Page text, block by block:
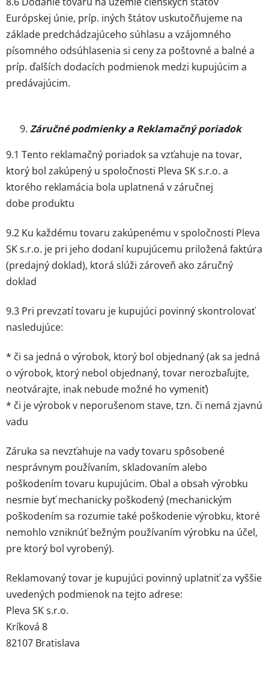
Európskej únie, príp. iných štátov uskutočňujeme na
základe predchádzajúceho súhlasu a vzájomného
písomného odsúhlasenia si ceny za poštovné a balné a
príp. ďalších dodacích podmienok medzi kupujúcim a
predávajúcim.
Záručné podmienky a Reklamačný poriadok
9.1 Tento reklamačný poriadok sa vzťahuje na tovar,
ktorý bol zakúpený u spoločnosti Pleva SK s.r.o. a
ktorého reklamácia bola uplatnená v záručnej
dobe produktu
9.2 Ku každému tovaru zakúpenému v spoločnosti Pleva
SK s.r.o. je pri jeho dodaní kupujúcemu priložená faktúra
(predajný doklad), ktorá slúži zároveň ako záručný
doklad
9.3 Pri prevzatí tovaru je kupujúci povinný skontrolovať
nasledujúce:
* či sa jedná o výrobok, ktorý bol objednaný (ak sa jedná
o výrobok, ktorý nebol objednaný, tovar nerozbaľujte,
neotvárajte, inak nebude možné ho vymeniť)
* či je výrobok v neporušenom stave, tzn. či nemá zjavnú
vadu
Záruka sa nevzťahuje na vady tovaru spôsobené
nesprávnym používaním, skladovaním alebo
poškodením tovaru kupujúcim. Obal a obsah výrobku
nesmie byť mechanicky poškodený (mechanickým
poškodením sa rozumie také poškodenie výrobku, ktoré
nemohlo vzniknúť bežným používaním výrobku na účel,
pre ktorý bol vyrobený).
Reklamovaný tovar je kupujúci povinný uplatniť za vyššie
uvedených podmienok na tejto adrese:
Pleva SK s.r.o.
Kríková 8
82107 Bratislava